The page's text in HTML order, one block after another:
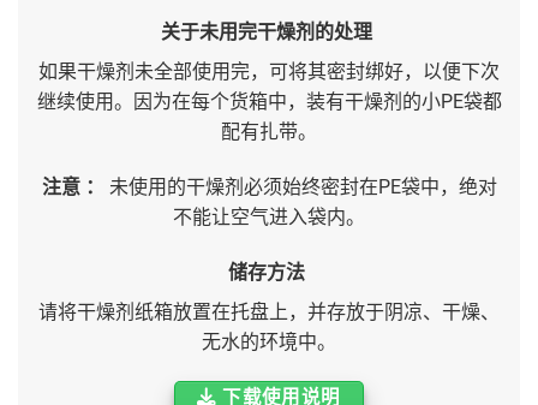
关于未用完干燥剂的处理
如果干燥剂未全部使用完，可将其密封绑好，以便下次
继续使用。因为在每个货箱中，装有干燥剂的小PE袋都
配有扎带。
注意 ：
未使用的干燥剂必须始终密封在PE袋中，绝对
不能让空气进入袋内。
储存方法
请将干燥剂纸箱放置在托盘上，并存放于阴凉、干燥、
无水的环境中。
下载使用说明